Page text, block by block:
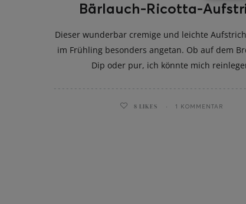
Bärlauch-Ricotta-
Dieser wunderbar cremige und leichte
im Frühling besonders angetan. Ob auf dem
Dip oder pur, ich könnte mich
8 LIKES 1 KOMMENTAR